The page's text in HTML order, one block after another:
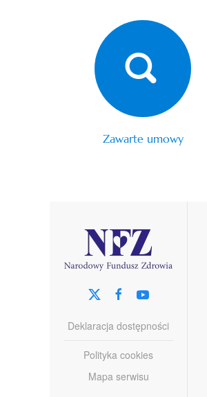
Zawarte umowy
Deklaracja dostępności
Polityka cookies
Mapa serwisu